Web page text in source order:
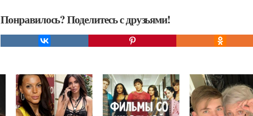
Понравилось? Поделитесь с друзьями!